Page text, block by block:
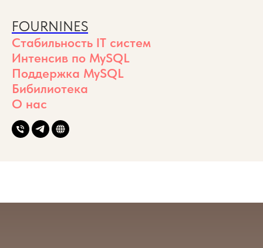
FOURNINES
Стабильность IT систем
Интенсив по MySQL
Поддержка MySQL
Бибилиотека
О нас